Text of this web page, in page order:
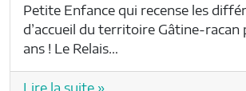
Petite Enfance qui recense les
d’accueil du territoire Gâtine-racan
ans ! Le Relais…
Lire la suite »